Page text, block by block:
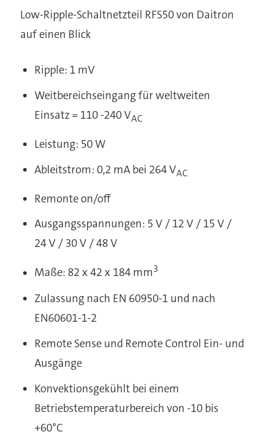
Low-Ripple-Schaltnetzteil RFS50 von Daitron
auf einen Blick
Ripple: 1 mV
Weitbereichseingang für weltweiten
Einsatz = 110 -240 VAC
Leistung: 50 W
Ableitstrom: 0,2 mA bei 264 VAC
Remonte on/off
Ausgangsspannungen: 5 V / 12 V / 15 V /
24 V / 30 V / 48 V
Maße: 82 x 42 x 184 mm3
Zulassung nach EN 60950-1 und nach
EN60601-1-2
Remote Sense und Remote Control Ein- und
Ausgänge
Konvektionsgekühlt bei einem
Betriebstemperaturbereich von -10 bis
+60°C